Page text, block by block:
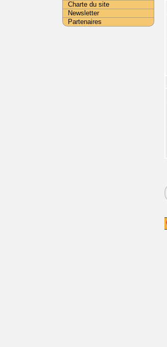
Charte du site
Newsletter
Partenaires